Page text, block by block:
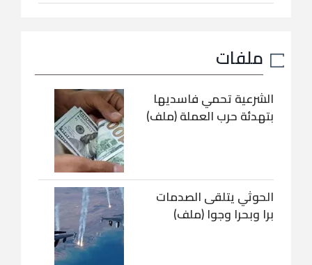
ملفات
الشرعية تحمي فاسديها
بتهدئة حرب العملة (ملف)
الحوثي يتلقى الصدمات
برا وبحرا وجوا (ملف)